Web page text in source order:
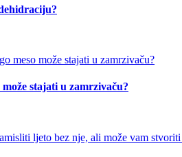
stajati u zamrzivaču?